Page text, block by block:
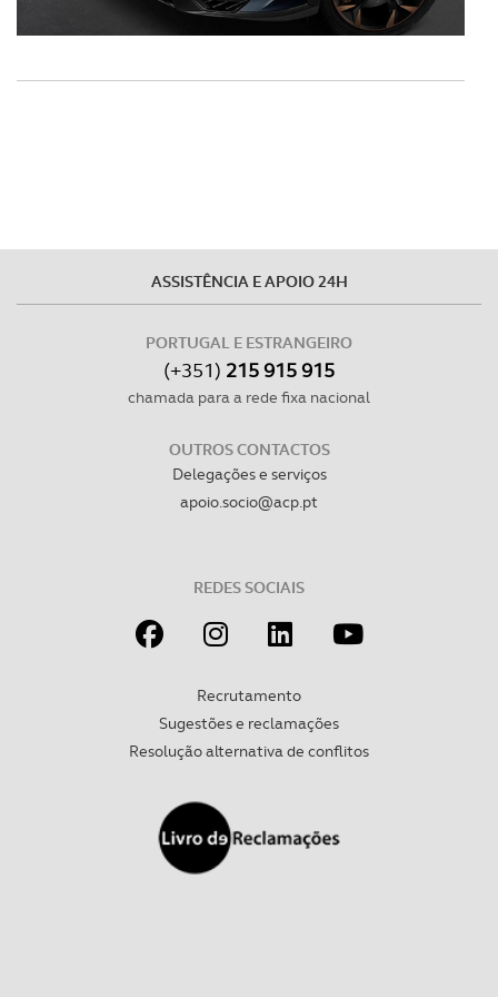
Realçamos que o bloqueio de certo tipo de Cookies e
tecnologias similares pode ter impacto na sua
ASSISTÊNCIA E APOIO 24H
PORTUGAL E ESTRANGEIRO
(+351) 215 915 915
chamada para a rede fixa nacional
OUTROS CONTACTOS
Delegações e serviços
apoio.socio@acp.pt
REDES SOCIAIS
Recrutamento
Sugestões e reclamações
Resolução alternativa de conflitos